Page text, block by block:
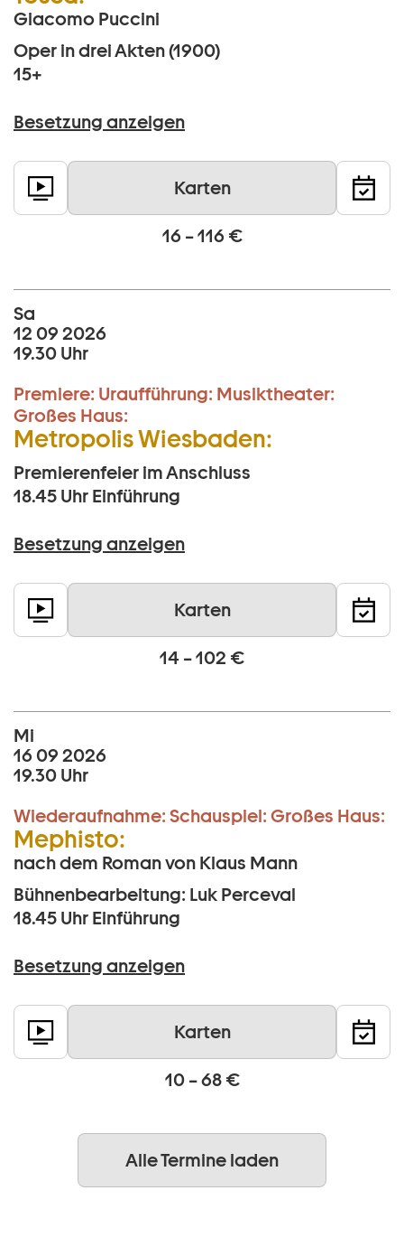
Giacomo Puccini
Oper in drei Akten (1900)
15+
Besetzung anzeigen
Karten
16 – 116 €
Sa
12 09 2026
19.30 Uhr
Premiere: Uraufführung: Musiktheater:
Großes Haus:
Metropolis Wiesbaden:
Premierenfeier im Anschluss
18.45 Uhr Einführung
Besetzung anzeigen
Karten
14 – 102 €
Mi
16 09 2026
19.30 Uhr
Wiederaufnahme: Schauspiel: Großes Haus:
Mephisto:
nach dem Roman von Klaus Mann
Bühnenbearbeitung: Luk Perceval
18.45 Uhr Einführung
Besetzung anzeigen
Karten
10 – 68 €
Alle Termine laden